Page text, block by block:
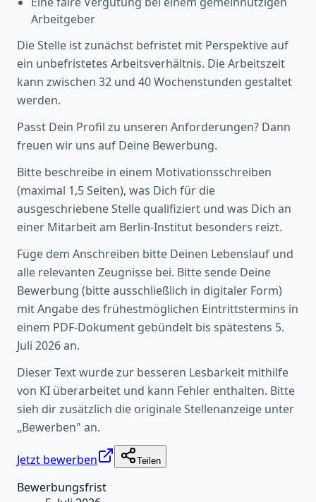
Arbeitgeber
Die Stelle ist zunächst befristet mit Perspektive auf
ein unbefristetes Arbeitsverhältnis. Die Arbeitszeit
kann zwischen 32 und 40 Wochenstunden gestaltet
werden.
Passt Dein Profil zu unseren Anforderungen? Dann
freuen wir uns auf Deine Bewerbung.
Bitte beschreibe in einem Motivationsschreiben
(maximal 1,5 Seiten), was Dich für die
ausgeschriebene Stelle qualifiziert und was Dich an
einer Mitarbeit am Berlin-Institut besonders reizt.
Füge dem Anschreiben bitte Deinen Lebenslauf und
alle relevanten Zeugnisse bei. Bitte sende Deine
Bewerbung (bitte ausschließlich in digitaler Form)
mit Angabe des frühestmöglichen Eintrittstermins in
einem PDF-Dokument gebündelt bis spätestens 5.
Juli 2026 an.
Dieser Text wurde zur besseren Lesbarkeit mithilfe
von KI überarbeitet und kann Fehler enthalten. Bitte
sieh dir zusätzlich die originale Stellenanzeige unter
„Bewerben" an.
Jetzt bewerben Teilen
Bewerbungsfrist